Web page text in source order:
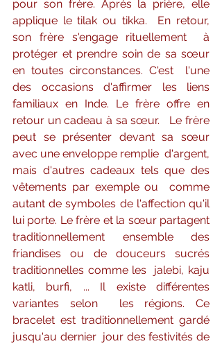
pour son frère. Après la prière, elle
applique le tilak ou tikka.  En retour,
son frère s'engage rituellement  à
protéger et prendre soin de sa sœur
en toutes circonstances. C'est  l'une
des occasions d'affirmer les liens
familiaux en Inde. Le frère offre en
retour un cadeau à sa sœur.   Le frère
peut se présenter devant sa sœur
avec une enveloppe remplie  d'argent,
mais d'autres cadeaux tels que des
vêtements par exemple ou  comme
autant de symboles de l'affection qu'il
lui porte. Le frère et la sœur partagent
traditionnellement ensemble des
friandises ou de douceurs sucrés
traditionnelles comme les  jalebi, kaju
katli, burfi, ... Il existe différentes
variantes selon  les régions. Ce
bracelet est traditionnellement gardé
jusqu'au dernier  jour des festivités de